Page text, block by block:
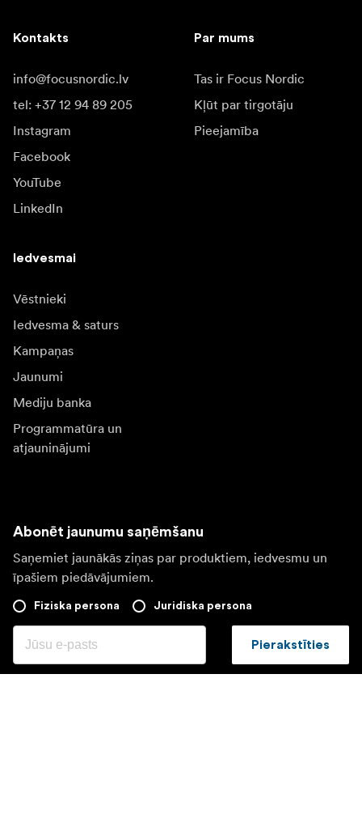
Kontakts
info@focusnordic.lv
tel: +37 12 94 89 205
Instagram
Facebook
YouTube
LinkedIn
Par mums
Tas ir Focus Nordic
Kļūt par tirgotāju
Pieejamība
Iedvesmai
Vēstnieki
Iedvesma & saturs
Kampaņas
Jaunumi
Mediju banka
Programmatūra un
atjauninājumi
Abonēt jaunumu saņēmšanu
Saņemiet jaunākās ziņas par produktiem, iedvesmu un
īpašiem piedāvājumiem.
Fiziska persona Juridiska persona
Pierakstīties